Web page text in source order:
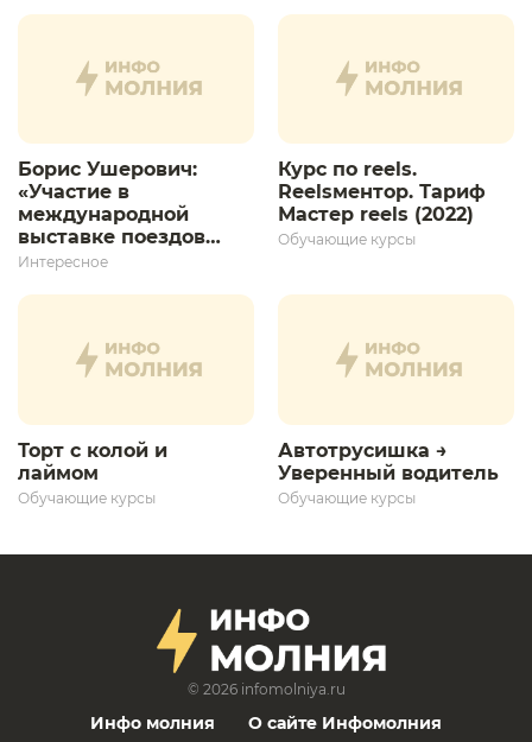
Борис Ушерович:
«Участие в
международной
выставке поездов
дает толчок для
развития»
Интересное
Курс по reels.
Reelsментор. Тариф
Мастер reels (2022)
Обучающие курсы
Торт с колой и
лаймом
Обучающие курсы
Автотрусишка →
Уверенный водитель​
Обучающие курсы
© 2026 infomolniya.ru
Инфо молния О сайте Инфомолния